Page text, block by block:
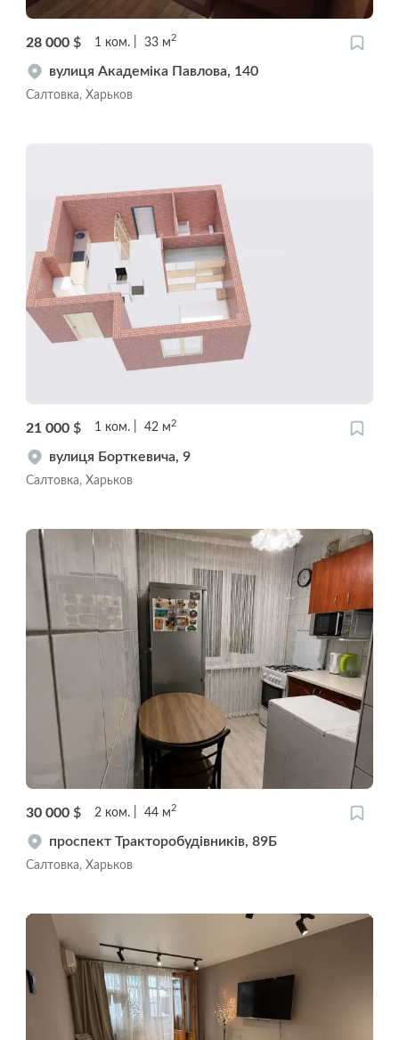
28 000 $ 1 ком. 33 м2
вулиця Академіка Павлова, 140
Салтовка, Харьков
21 000 $ 1 ком. 42 м 2
вулиця Борткевича, 9
Салтовка, Харьков
30 000 $ 2 ком. 44 м2
проспект Тракторобудівників, 89Б
Салтовка, Харьков